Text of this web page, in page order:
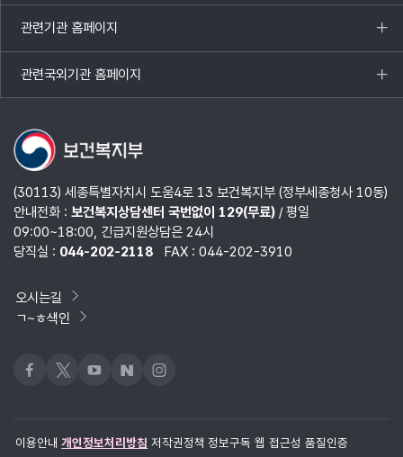
열기
관련기관 홈페이지
목록
열기
관련국외기관 홈페이지
목록
열기
(30113) 세종특별자치시 도움4로 13 보건복지부 (정부세종청사 10동)
안내전화 : 보건복지상담센터 국번없이 129(무료)/ 평일
09:00~18:00, 긴급지원상담은 24시
당직실 : 044-202-2118 FAX : 044-202-3910
오시는길
ㄱ~ㅎ색인
페이스북
x 유튜브네이버블로그
인스타그램
이용안내 개인정보처리방침 저작권정책 정보구독 웹 접근성 품질인증